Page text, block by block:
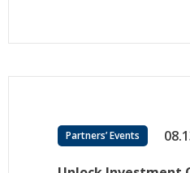
Partners’ Events